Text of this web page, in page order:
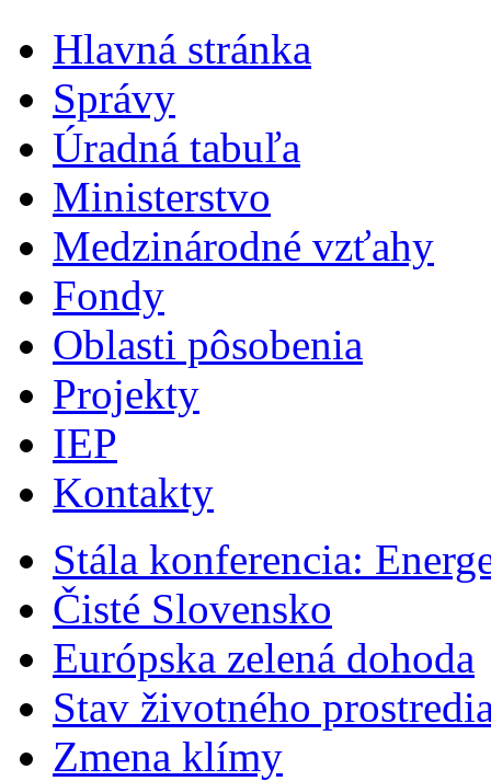
Hlavná stránka
Správy
Úradná tabuľa
Ministerstvo
Medzinárodné vzťahy
Fondy
Oblasti pôsobenia
Projekty
IEP
Kontakty
Stála konferencia:
Čisté Slovensko
Európska zelená dohoda
Stav životného
Zmena klímy